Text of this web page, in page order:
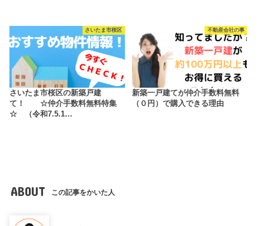
さいたま市桜区
さいたま市桜区の新築戸建
て！ ☆仲介手数料無料特集
☆ （令和7.5.1…
不動産会社の事
新築一戸建てが仲介手数料無料
（０円）で購入できる理由
ABOUT この記事をかいた人